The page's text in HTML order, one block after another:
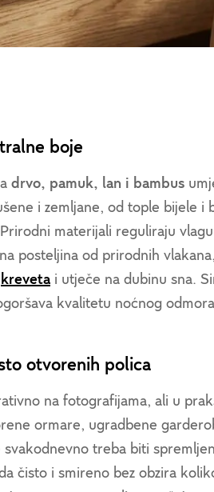
boje
drvo, pamuk, lan i bambus
i zemljane, od tople bijele i
materijali reguliraju
posteljina od prirodnih
kreveta i utječe na dubinu sna.
kvalitetu noćnog
otvorenih polica
na fotografijama, ali u
ormare, ugradbene
treba biti
čisto i smireno bez obzira